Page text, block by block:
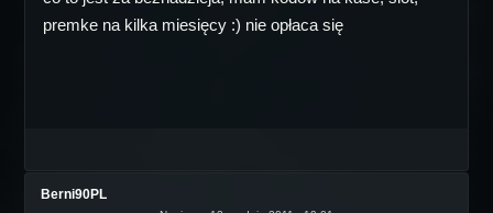
premke na kilka miesięcy :) nie opłaca się
Berni90PL